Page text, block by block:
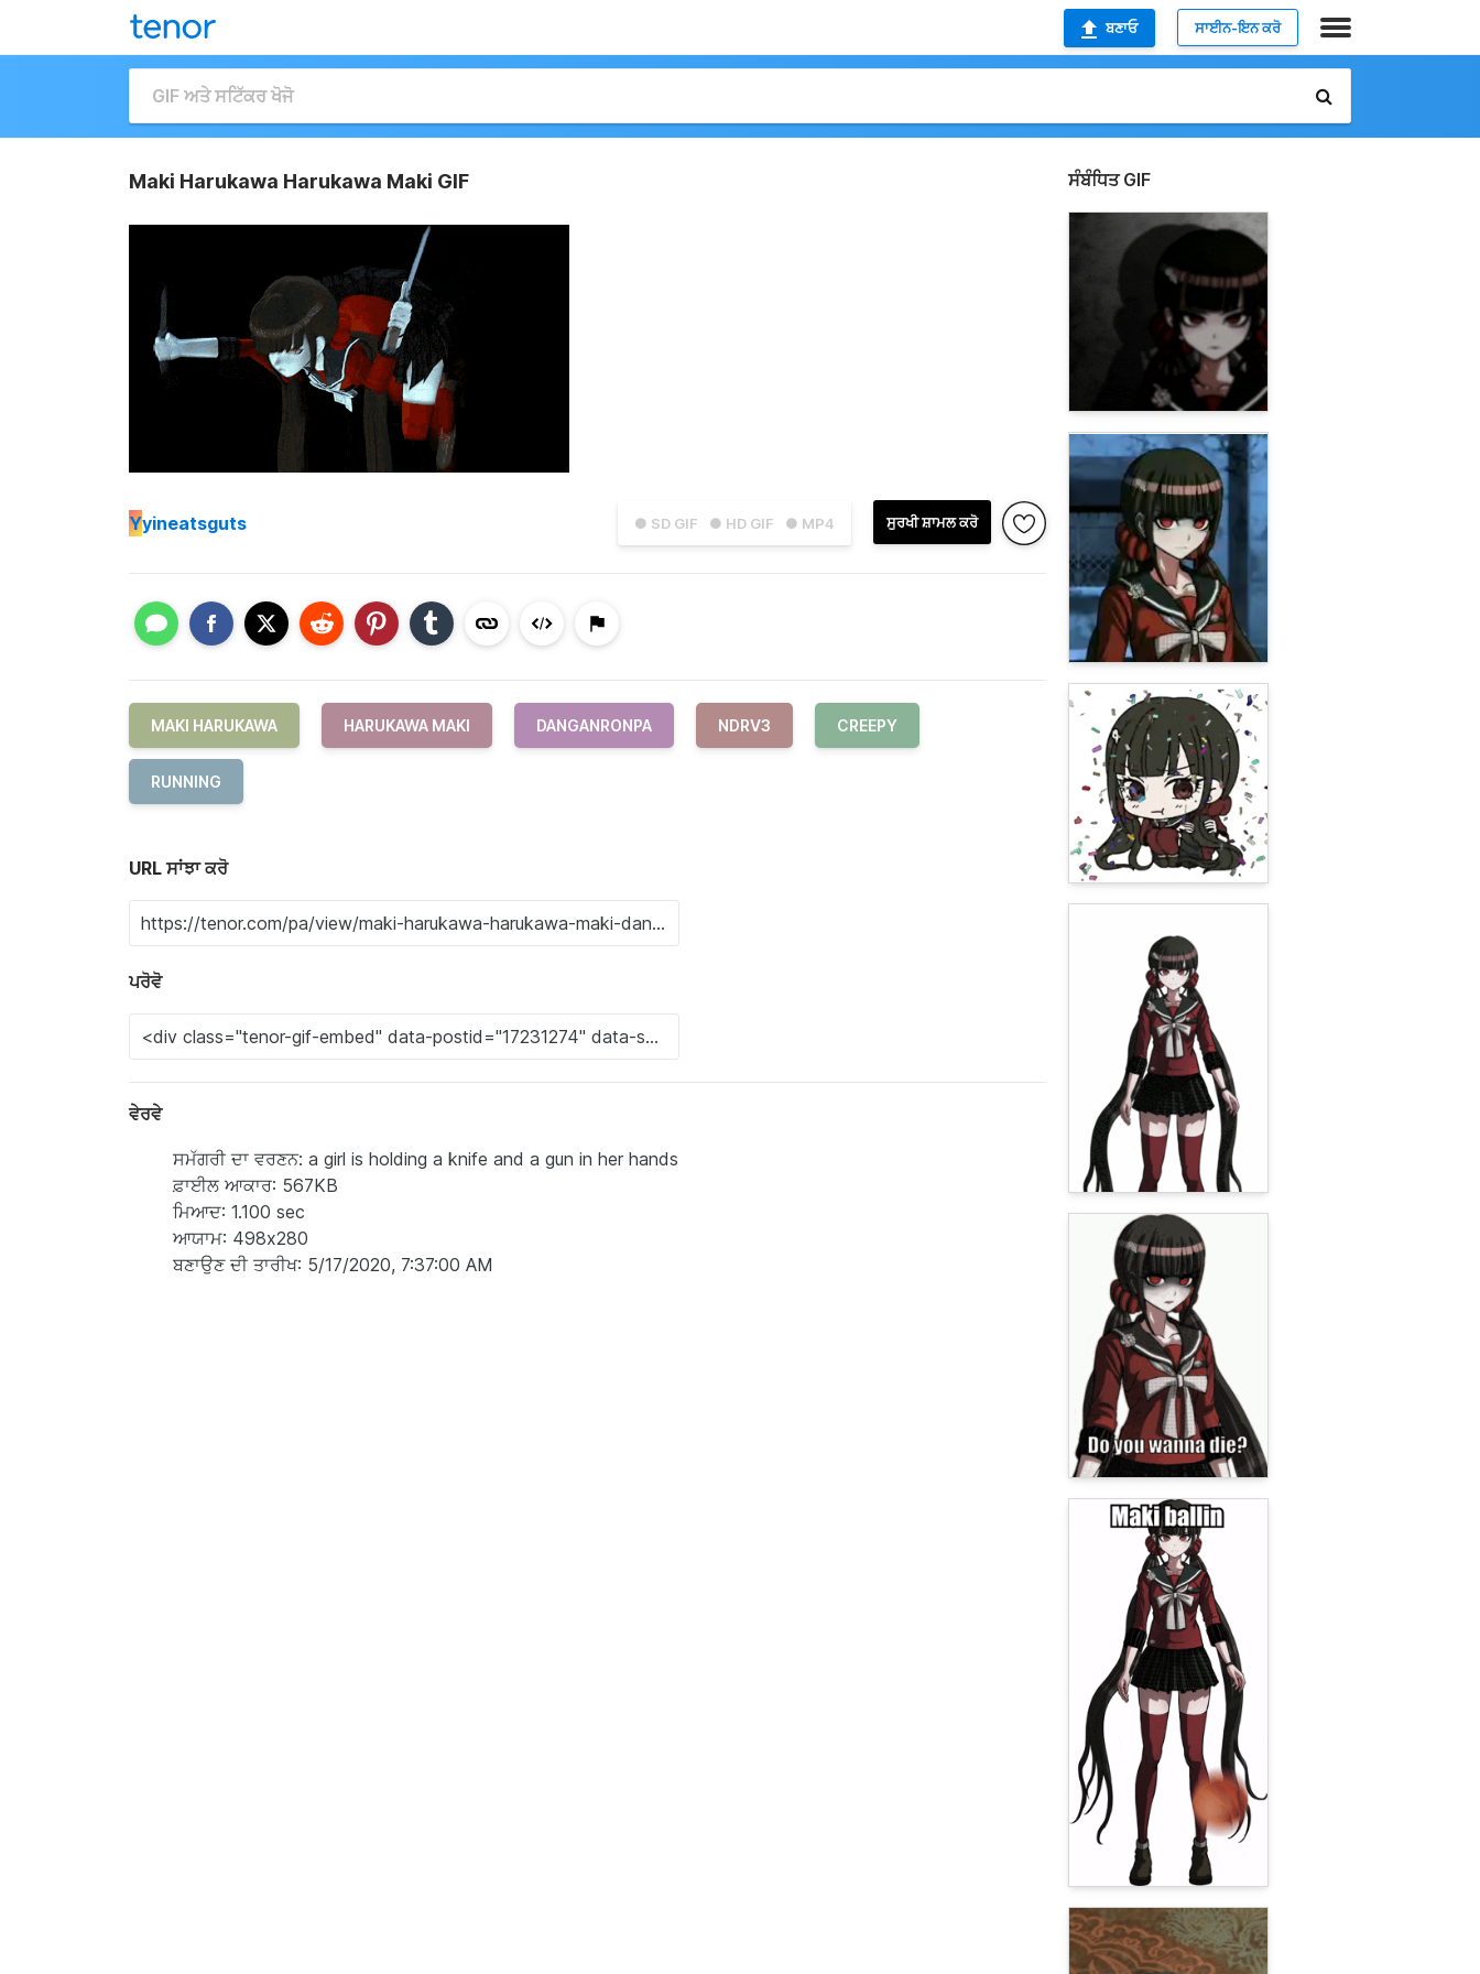
ਬਣਾਓ ਸਾਈਨ-ਇਨ ਕਰੋ
Maki Harukawa Harukawa Maki GIF
● SD GIF ● HD GIF ● MP4 ਸੁਰਖੀ ਸ਼ਾਮਲ ਕਰੋ
Yyineatsguts
MAKI HARUKAWA HARUKAWA MAKI DANGANRONPA NDRV3 CREEPY
RUNNING
URL ਸਾਂਝਾ ਕਰੋ
ਪਰੋਵੋ
ਵੇਰਵੇ
ਸਮੱਗਰੀ ਦਾ ਵਰਣਨ: a girl is holding a knife and a gun in her hands
ਫ਼ਾਈਲ ਆਕਾਰ: 567KB
ਮਿਆਦ: 1.100 sec
ਆਯਾਮ: 498x280
ਬਣਾਉਣ ਦੀ ਤਾਰੀਖ: 5/17/2020, 7:37:00 AM
ਸੰਬੰਧਿਤ GIF